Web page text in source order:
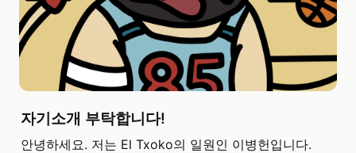
자기소개 부탁합니다!
안녕하세요. 저는 El Txoko의 일원인 이병헌입니다.